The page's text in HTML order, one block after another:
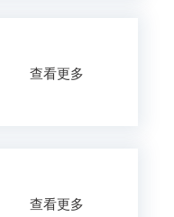
查看更多
查看更多